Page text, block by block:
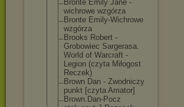
Brontë Emily Jane -
wichrowe wzgórza
Bronte Emily-Wichrowe
wzgórza
Brooks Robert -
Grobowiec Sargerasa.
World of Warcraft -
Legion (czyta Miłogost
Reczek)
Brown Dan - Zwodniczy
punkt [czyta Amator]
Brown.Dan-Pocz